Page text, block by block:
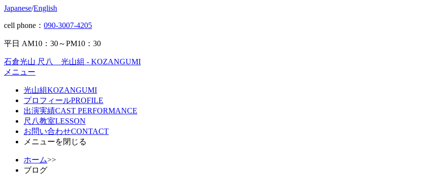
Japanese/English
cell phone： 090-3007-4205
平日 AM10：30～PM10：30
石倉光山 尺八 光山組 - KOZANGUMI
メニュー
光山組KOZANGUMI
プロフィールPROFILE
出演実績CAST PERFORMANCE
尺八教室LESSON
お問い合わせCONTACT
メニューを閉じる
ホーム>>
ブログ